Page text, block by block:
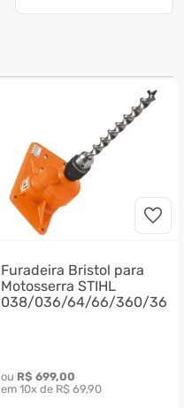
Furadeira Bristol para
Motosserra STIHL
038/036/64/66/360/361
ou R$ 699,00
em 10x de R$ 69,90